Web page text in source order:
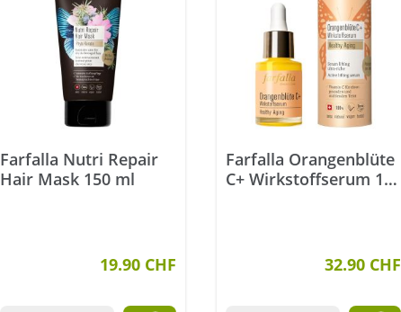
Farfalla Nutri Repair
Hair Mask 150 ml
19.90 CHF
Farfalla Orangenblüte
C+ Wirkstoffserum 15
32.90 CHF